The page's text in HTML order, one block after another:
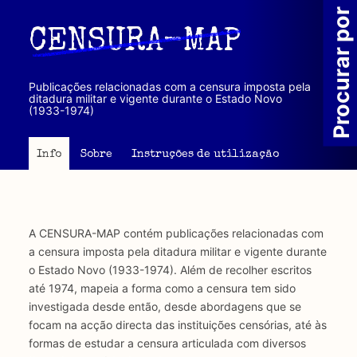
principal
CENSURA-MAP
Publicações relacionadas com a censura imposta pela
ditadura militar e vigente durante o Estado Novo
(1933-1974)
Info Sobre Instruções de utilização
A CENSURA-MAP contém publicações relacionadas com
a censura imposta pela ditadura militar e vigente durante
o Estado Novo (1933-1974). Além de recolher escritos
até 1974, mapeia a forma como a censura tem sido
investigada desde então, desde abordagens que se
focam na acção directa das instituições censórias, até às
formas de estudar a censura articulada com diversos
Procurar por